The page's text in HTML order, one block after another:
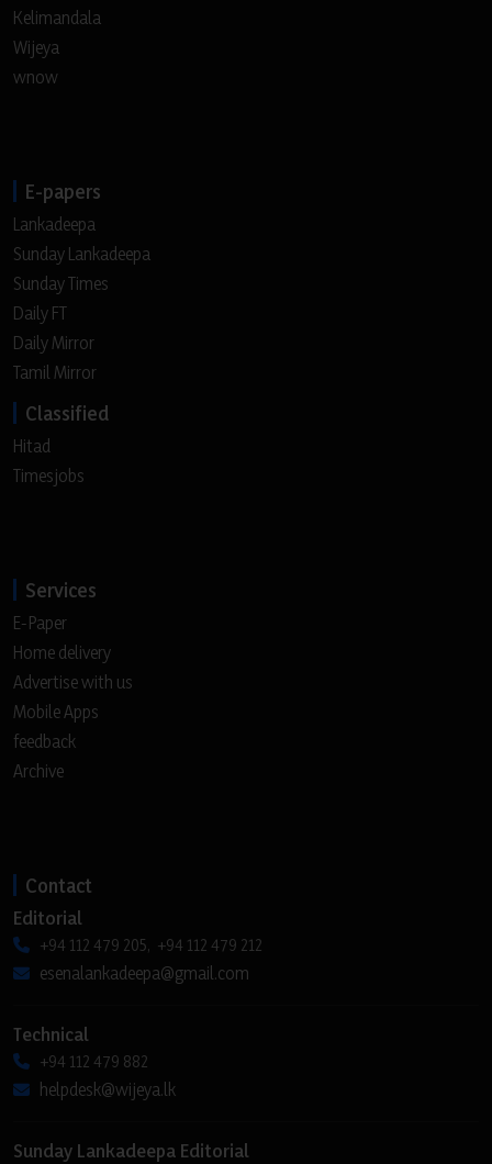
Kelimandala
Wijeya
wnow
E-papers
Lankadeepa
Sunday Lankadeepa
Sunday Times
Daily FT
Daily Mirror
Tamil Mirror
Classified
Hitad
Timesjobs
Services
E-Paper
Home delivery
Advertise with us
Mobile Apps
feedback
Archive
Contact
Editorial
+94 112 479 205, +94 112 479 212
esenalankadeepa@gmail.com
Technical
+94 112 479 882
helpdesk@wijeya.lk
Sunday Lankadeepa Editorial